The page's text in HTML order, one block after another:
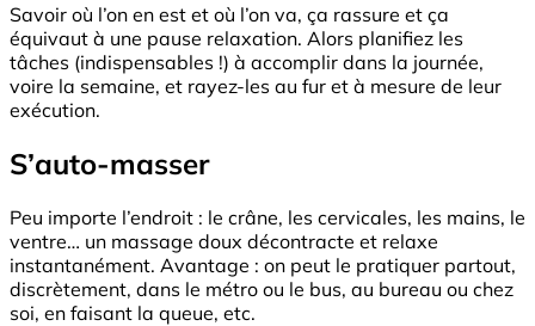
Savoir où l’on en est et où l’on va, ça rassure et ça
équivaut à une pause relaxation. Alors planifiez les
tâches (indispensables !) à accomplir dans la journée,
voire la semaine, et rayez-les au fur et à mesure de leur
exécution.
S’auto-masser
Peu importe l’endroit : le crâne, les cervicales, les mains, le
ventre… un massage doux décontracte et relaxe
instantanément. Avantage : on peut le pratiquer partout,
discrètement, dans le métro ou le bus, au bureau ou chez
soi, en faisant la queue, etc.